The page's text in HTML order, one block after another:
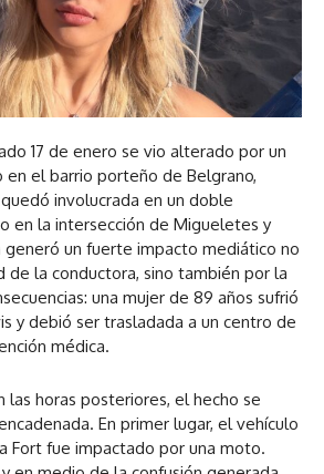
17 de enero se vio alterado por un
en el barrio porteño de Belgrano,
quedó involucrada en un doble
en la intersección de Migueletes y
generó un fuerte impacto mediático no
de la conductora, sino también por la
una mujer de 89 años sufrió
y debió ser trasladada a un centro de
médica.
las horas posteriores, el hecho se
En primer lugar, el vehículo
Fort fue impactado por una moto.